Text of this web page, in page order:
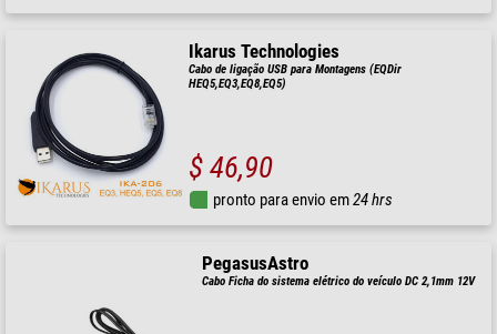
Ikarus Technologies
Cabo de ligação USB para Montagens (EQDir
HEQ5,EQ3,EQ8,EQ5)
$ 46,90
pronto para envio em24 hrs
PegasusAstro
Cabo Ficha do sistema elétrico do veículo DC 2,1mm 12V